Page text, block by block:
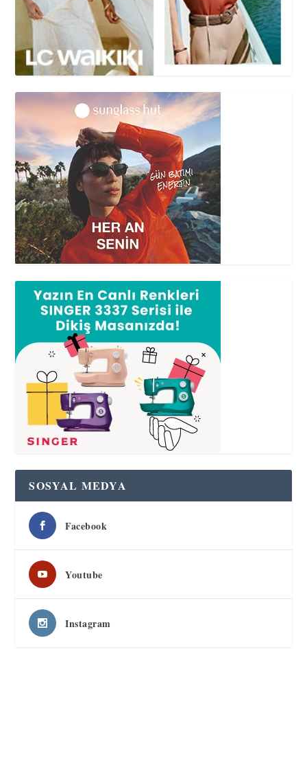
SOSYAL MEDYA
Facebook
Youtube
Instagram